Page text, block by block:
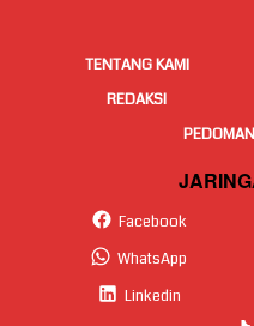
TENTANG KAMI
REDAKSI
Facebook
WhatsApp
Linkedin